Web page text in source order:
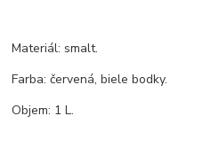
Materiál: smalt.
Farba: červená, biele bodky.
Objem: 1 L.